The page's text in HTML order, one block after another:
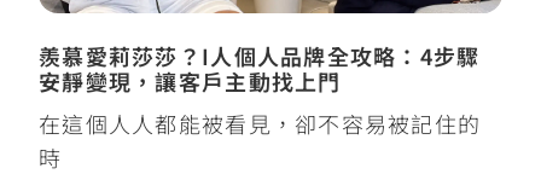
羨慕愛莉莎莎？I人個人品牌全攻略：4步驟
安靜變現，讓客戶主動找上門
在這個人人都能被看見，卻不容易被記住的
時